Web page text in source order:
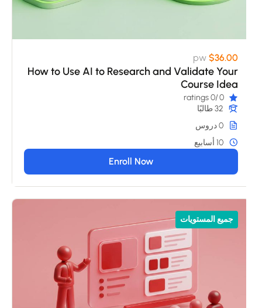
$36.00
pw
How to Use AI to Research and Validate Your
Course Idea
0
/0 ratings
32 طالبًا
0 دروس
10 أسابيع
Enroll Now
جميع المستويات